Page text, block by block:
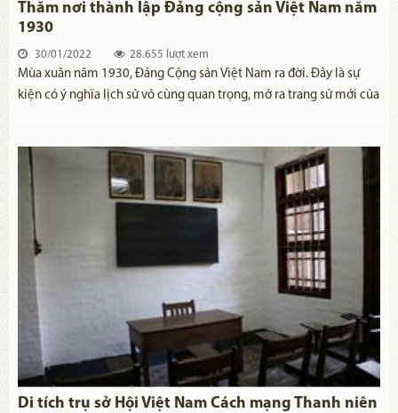
Thăm nơi thành lập Đảng cộng sản Việt Nam năm
1930
30/01/2022 28.655 lượt xem
Mùa xuân năm 1930, Đảng Cộng sản Việt Nam ra đời. Đây là sự
kiện có ý nghĩa lịch sử vô cùng quan trọng, mở ra trang sử mới của
Di tích trụ sở Hội Việt Nam Cách mạng Thanh niên